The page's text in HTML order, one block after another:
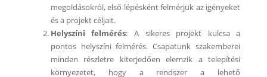
megoldásokról, első lépésként felmérjük az igényeket
és a projekt céljait.
Helyszíni felmérés: A sikeres projekt kulcsa a
pontos helyszíni felmérés. Csapatunk szakemberei
minden részletre kiterjedően elemzik a telepítési
környezetet, hogy a rendszer a lehető